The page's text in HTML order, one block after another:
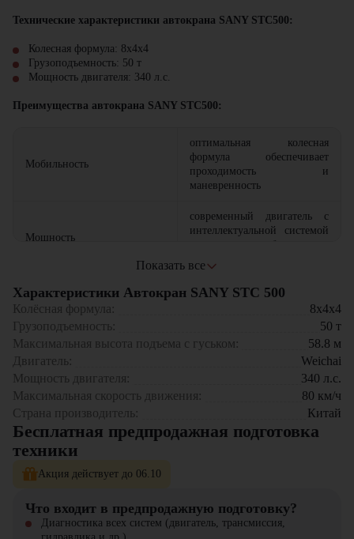
Технические характеристики автокрана SANY STC500:
Колесная формула: 8x4x4
Грузоподъемность: 50 т
Мощность двигателя: 340 л.с.
Преимущества автокрана SANY STC500:
Мобильность
оптимальная колесная
формула обеспечивает
проходимость и
маневренность
Мощность
современный двигатель с
интеллектуальной системой
управления обеспечивает
электронная система
управления обеспечивает
прецизионный контроль
операций
Экономичность
конструкция снижает расход
топлива и
эксплуатационные затраты
строительство гражданских и промышленных объектов
монтажные работы
погрузочно-разгрузочные операции
эксплуатация в коммунальном хозяйстве
логистических комплексах.
SANY STC500 - это оптимальное сочетание грузоподъемности,
мобильности и функциональности. Техника соответствует
международным стандартам качества, обладает повышенным
ресурсом работы и доступной стоимостью обслуживания.
Приобрести автокран SANY STC500 вы можете в компании «ЦТО».
техники. На нашем сайте вы найдете широкий выбор спецтехники,
запчастей.
Показать все
Характеристики Автокран SANY STC 500
Колёсная формула:
8x4x4
Грузоподъемность:
50 т
Максимальная высота подъема с гуськом:
58.8 м
Двигатель:
Weichai
Мощность двигателя:
340 л.с.
Максимальная скорость движения:
80 км/ч
Страна производитель:
Китай
Бесплатная предпродажная подготовка
техники
Акция действует до 06.10
Что входит в предпродажную подготовку?
Диагностика всех систем (двигатель, трансмиссия,